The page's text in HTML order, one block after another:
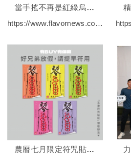
當手搖不再是紅綠烏青： 「玉津咖啡」從不同角度帶你從奶蓋飲品看台灣飲料甜點化
https://www.flavornews.com.tw/review/1775
農曆七月限定符咒貼紙！